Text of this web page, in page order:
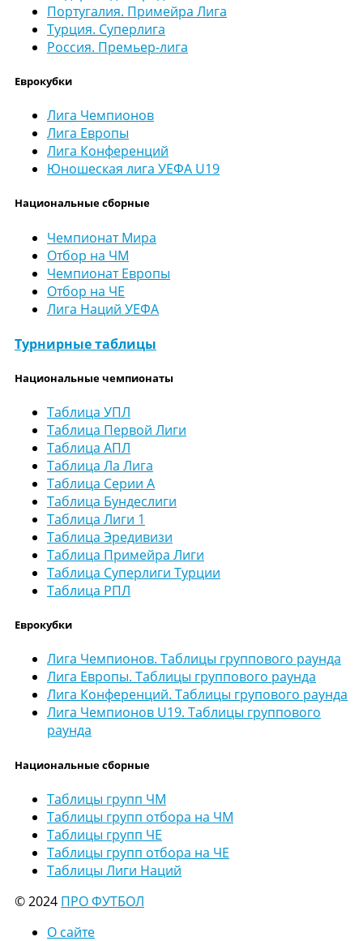
Португалия. Примейра Лига
Турция. Суперлига
Россия. Премьер-лига
Еврокубки
Лига Чемпионов
Лига Европы
Лига Конференций
Юношеская лига УЕФА U19
Национальные сборные
Чемпионат Мира
Отбор на ЧМ
Чемпионат Европы
Отбор на ЧЕ
Лига Наций УЕФА
Турнирные таблицы
Национальные чемпионаты
Таблица УПЛ
Таблица Первой Лиги
Таблица АПЛ
Таблица Ла Лига
Таблица Серии А
Таблица Бундеслиги
Таблица Лиги 1
Таблица Эредивизи
Таблица Примейра Лиги
Таблица Суперлиги Турции
Таблица РПЛ
Еврокубки
Лига Чемпионов. Таблицы группового раунда
Лига Европы. Таблицы группового раунда
Лига Конференций. Таблицы групового раунда
Лига Чемпионов U19. Таблицы группового
раунда
Национальные сборные
Таблицы групп ЧМ
Таблицы групп отбора на ЧМ
Таблицы групп ЧЕ
Таблицы групп отбора на ЧЕ
Таблицы Лиги Наций
© 2024 ПРО ФУТБОЛ
О сайте